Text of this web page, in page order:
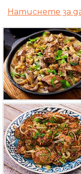
Натиснете за